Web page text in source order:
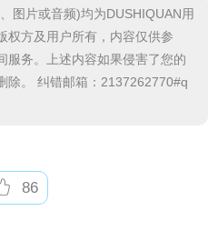
图片或音频)均为DUSHIQUAN用
权方及用户所有，内容仅供参
服务。上述内容如果侵害了您的
除。 纠错邮箱：2137262770#q
86